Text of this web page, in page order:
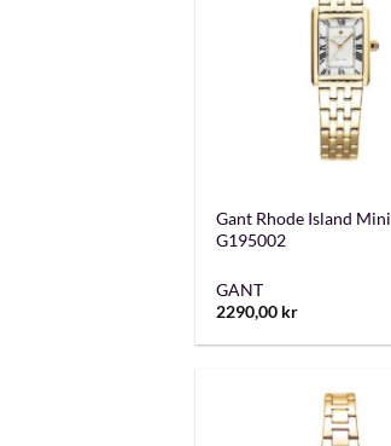
Gant Rhode Island Mini
G195002
GANT
2290,00 kr